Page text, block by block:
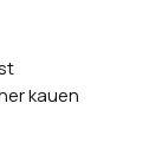
kauen